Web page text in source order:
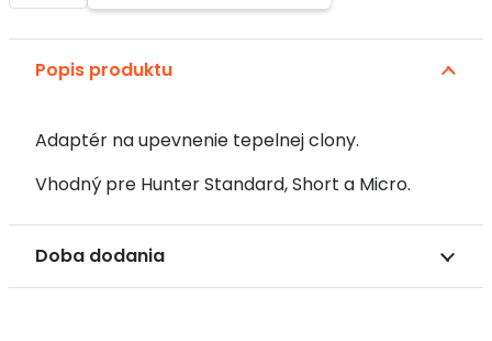
upevnenie
Popis produktu
Adaptér na upevnenie tepelnej clony.
Vhodný pre Hunter Standard, Short a Micro.
Doba dodania